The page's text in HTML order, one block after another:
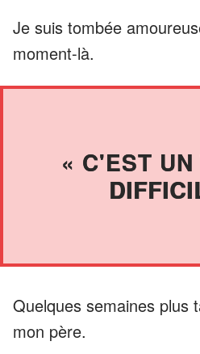
Je suis tombée
moment-là.
« C'EST
Quelques semaines plus
mon père.